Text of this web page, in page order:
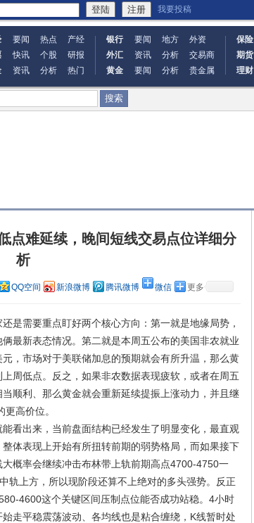
我要投稿
要闻 热点
产经
快讯 个股
研报
资讯 分析 热门
银行 要闻 地方
外资
外汇
资讯 分析
交易商
黄金
要闻 分析 贵金属
保险
期货
理财
点难延续，晚间短线交易点位详细分
析
QQ空间 新浪微博 腾讯微博 微信 更多
需要重点盯好两个核心方向：第一就是地缘局势，
最新表态情况。第二就是本周五公布的美国非农就业
，市场对于美联储加息的预期就会有所升温，那么黄
周低点。反之，如果非农数据表现疲软，或者在周五
顺利、那么黄金就会重新延续提振上涨动力，并且继
高价位。
出来，当前盘面结构已经发生了明显变化，最直观
体表现上开始有所扭转前期的弱势格局，而如果接下
概率会继续冲击布林带上轨前期高点4700-4750一
轨上方，所以现阶段还算不上绝对的多头强势。反正
4600这个关键区间压制点位能否成功站稳。4小时
走平稳震荡波动、各均线也是粘合缠绕，K线暂时处